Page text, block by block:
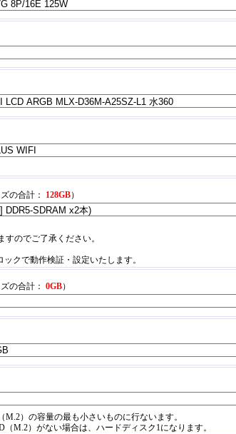
の合計： 128GB）
のでご了承ください。
クで動作検証・設定いたします。
の合計： 0GB）
）の容量の最も小さいものに行ないます。
M.2）がない場合は、ハードディスク1になります。